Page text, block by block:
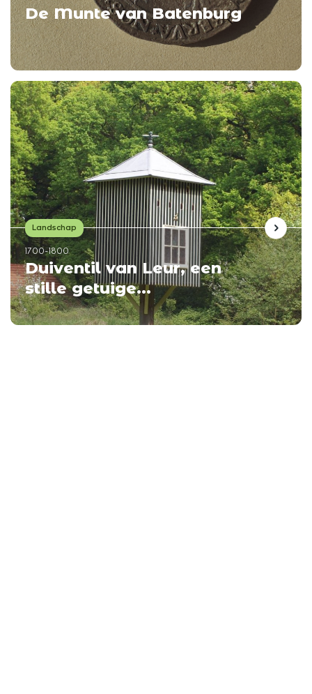
De Munte van Batenburg
Landschap
1700-1800
Duiventil van Leur, een
stille getuige...